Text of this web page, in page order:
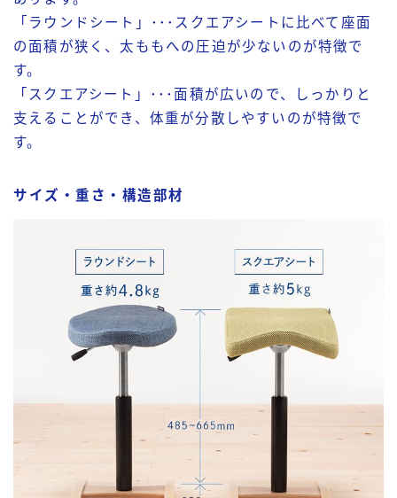
「ラウンドシート」･･･スクエアシートに比べて座面
の面積が狭く、太ももへの圧迫が少ないのが特徴で
す。
「スクエアシート」･･･面積が広いので、しっかりと
支えることができ、体重が分散しやすいのが特徴で
す。
サイズ・重さ・構造部材